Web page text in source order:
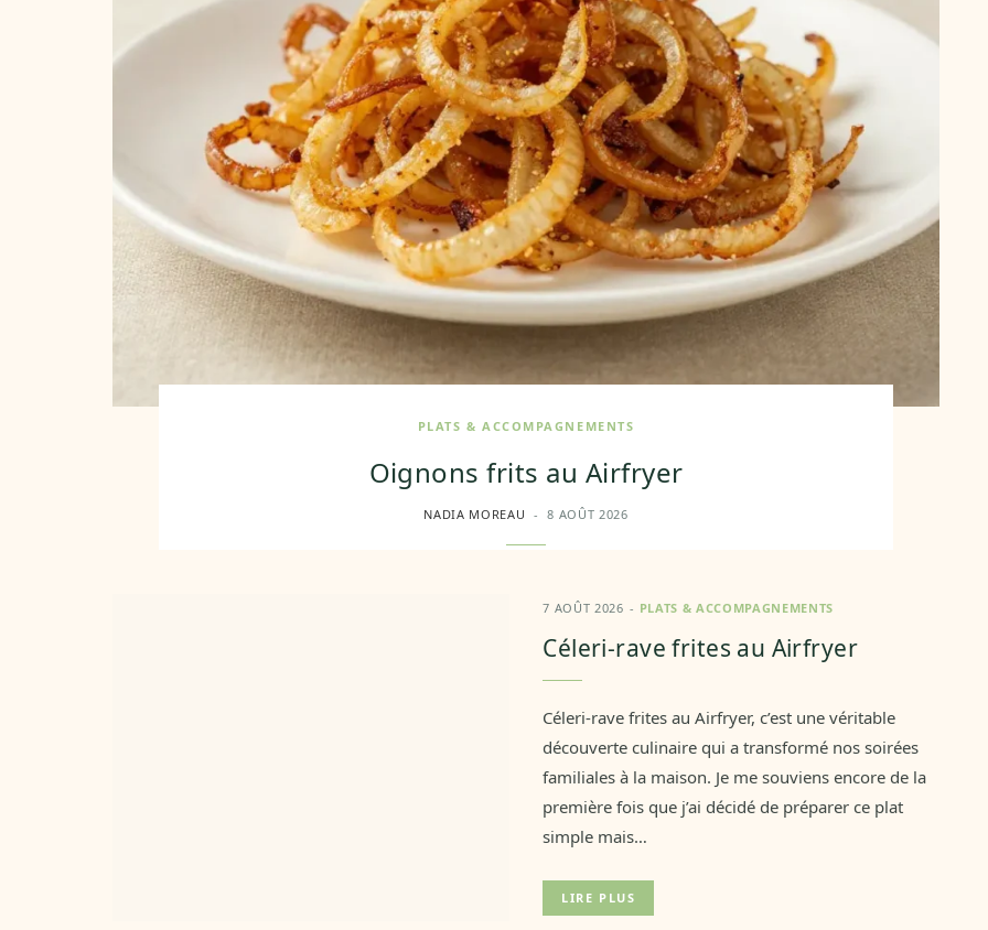
PLATS & ACCOMPAGNEMENTS
Oignons frits au Airfryer
NADIA MOREAU 8 AOÛT 2026
7 AOÛT 2026 PLATS & ACCOMPAGNEMENTS
Céleri-rave frites au Airfryer
Céleri-rave frites au Airfryer, c’est une véritable
découverte culinaire qui a transformé nos soirées
familiales à la maison. Je me souviens encore de la
première fois que j’ai décidé de préparer ce plat
simple mais…
LIRE PLUS